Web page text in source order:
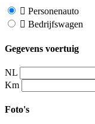
Personenauto
Bedrijfswagen
Gegevens voertuig
NL
Km
Foto's